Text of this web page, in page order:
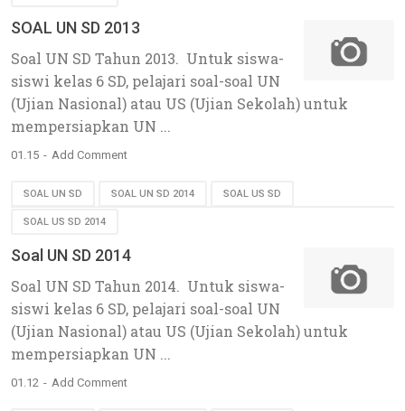
SOAL UN SD 2013
Soal UN SD Tahun 2013. Untuk siswa-
siswi kelas 6 SD, pelajari soal-soal UN
(Ujian Nasional) atau US (Ujian Sekolah) untuk
mempersiapkan UN ...
01.15 Add Comment
SOAL UN SD SOAL UN SD 2014 SOAL US SD
SOAL US SD 2014
Soal UN SD 2014
Soal UN SD Tahun 2014. Untuk siswa-
siswi kelas 6 SD, pelajari soal-soal UN
(Ujian Nasional) atau US (Ujian Sekolah) untuk
mempersiapkan UN ...
01.12 Add Comment